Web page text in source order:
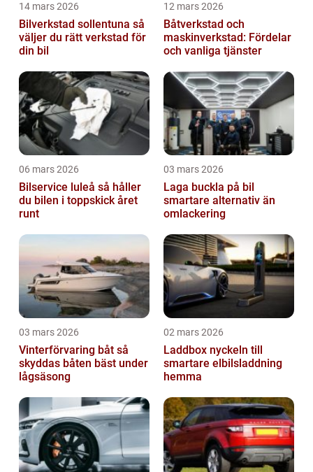
14 mars 2026
Bilverkstad sollentuna så
väljer du rätt verkstad för
din bil
12 mars 2026
Båtverkstad och
maskinverkstad: Fördelar
och vanliga tjänster
06 mars 2026
Bilservice luleå så håller
du bilen i toppskick året
runt
03 mars 2026
Laga buckla på bil
smartare alternativ än
omlackering
03 mars 2026
Vinterförvaring båt så
skyddas båten bäst under
lågsäsong
02 mars 2026
Laddbox nyckeln till
smartare elbilsladdning
hemma